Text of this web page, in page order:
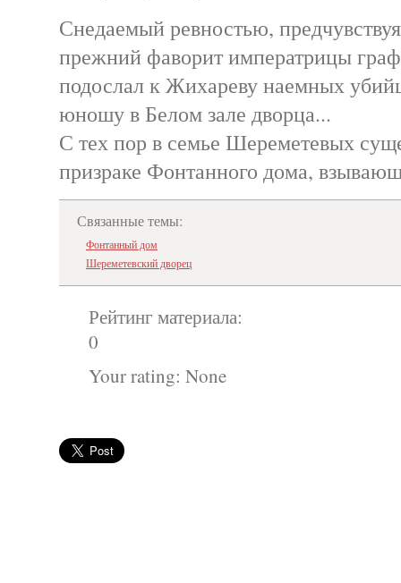
Снедаемый ревностью,
прежний фаворит императрицы
подослал к Жихареву наемных
юношу в Белом зале дворца...
С тех пор в семье Шереметевых
призраке Фонтанного дома,
Связанные темы:
Фонтанный дом
Шереметевский дворец
Рейтинг материала:
0
Your rating: None